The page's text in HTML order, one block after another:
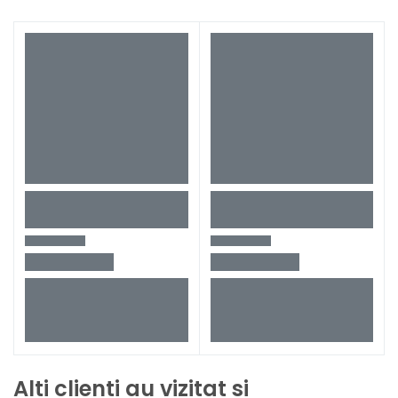
Alti clienti au vizitat si